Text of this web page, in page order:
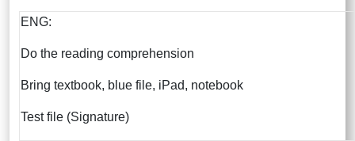
ENG:
Do the reading comprehension
Bring textbook, blue file, iPad, notebook
Test file (Signature)